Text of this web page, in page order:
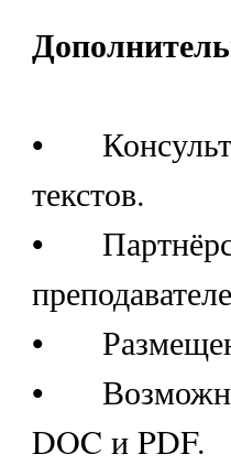
•
текстов.
•
•
•
DOC и PDF.